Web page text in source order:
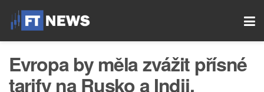
Evropa by měla zvážit přísné
tarify na Rusko a Indii,